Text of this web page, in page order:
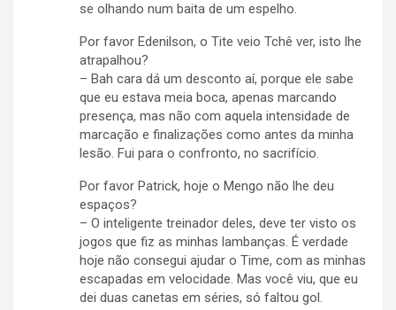
se olhando num baita de um espelho.
Por favor Edenilson, o Tite veio Tchê ver, isto lhe
atrapalhou?
– Bah cara dá um desconto aí, porque ele sabe
que eu estava meia boca, apenas marcando
presença, mas não com aquela intensidade de
marcação e finalizações como antes da minha
lesão. Fui para o confronto, no sacrifício.
Por favor Patrick, hoje o Mengo não lhe deu
espaços?
– O inteligente treinador deles, deve ter visto os
jogos que fiz as minhas lambanças. É verdade
hoje não consegui ajudar o Time, com as minhas
escapadas em velocidade. Mas você viu, que eu
dei duas canetas em séries, só faltou gol.